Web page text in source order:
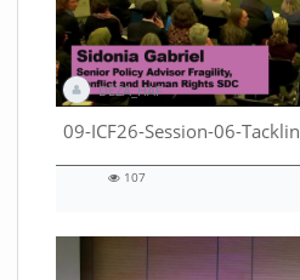
DEZA_HAF
01:18:01 duration
107